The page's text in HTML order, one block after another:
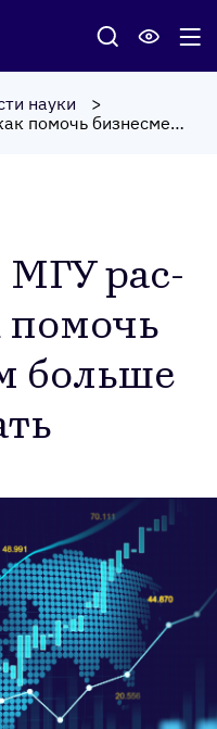
науки
Математики МГУ рассчитали, как помочь бизнесменам больше инвестировать
МГУ рас­
по­мочь
боль­ше